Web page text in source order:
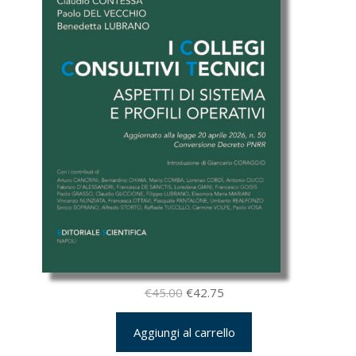
€45.00 Il
prezzo
originale
€42.75Il
prezzo
attuale
Aggiungi al carrello